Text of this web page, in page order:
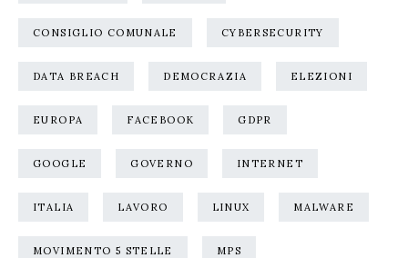
CONSIGLIO COMUNALE CYBERSECURITY
DATA BREACH DEMOCRAZIA ELEZIONI
EUROPA FACEBOOK GDPR
GOOGLE GOVERNO INTERNET
ITALIA LAVORO LINUX MALWARE
MOVIMENTO 5 STELLE MPS